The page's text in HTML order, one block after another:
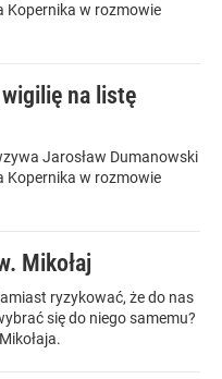
Kopernika w rozmowie
na listę
Jarosław Dumanowski
Kopernika w rozmowie
Mikołaj
ryzykować, że do nas
się do niego samemu?